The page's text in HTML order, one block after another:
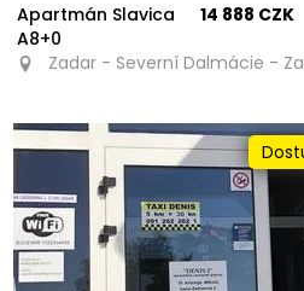
Apartmán Slavica
A8+0
14 888 CZK
Zadar - Severní Dalmácie -